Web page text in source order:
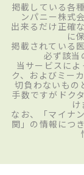
掲載している各
ンパニー株式
出来るだけ正確
に
掲載されている
必ず該当
当サービスに
ク、およびミー
切負わないもの
手数ですがドク
け
なお、「マイナ
関」の情報につ